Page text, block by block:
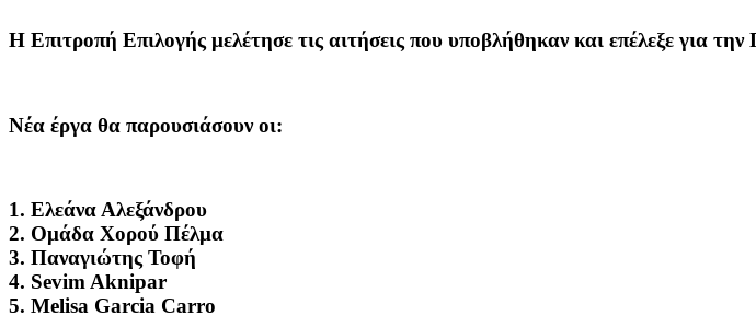
Η Επιτροπή Επιλογής μελέτησε τις αιτήσεις που υποβλήθηκαν και επέλεξε για
Νέα έργα θα παρουσιάσουν οι:
1. Ελεάνα Αλεξάνδρου
2. Ομάδα Χορού Πέλμα
3. Παναγιώτης Τοφή
4. Sevim Aknipar
5. Melisa Garcia Carro